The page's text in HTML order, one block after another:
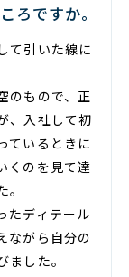
ろですか。
て引いた線に
のもので、正
、入社して初
ているときに
くのを見て達
たディテール
ながら自分の
した。